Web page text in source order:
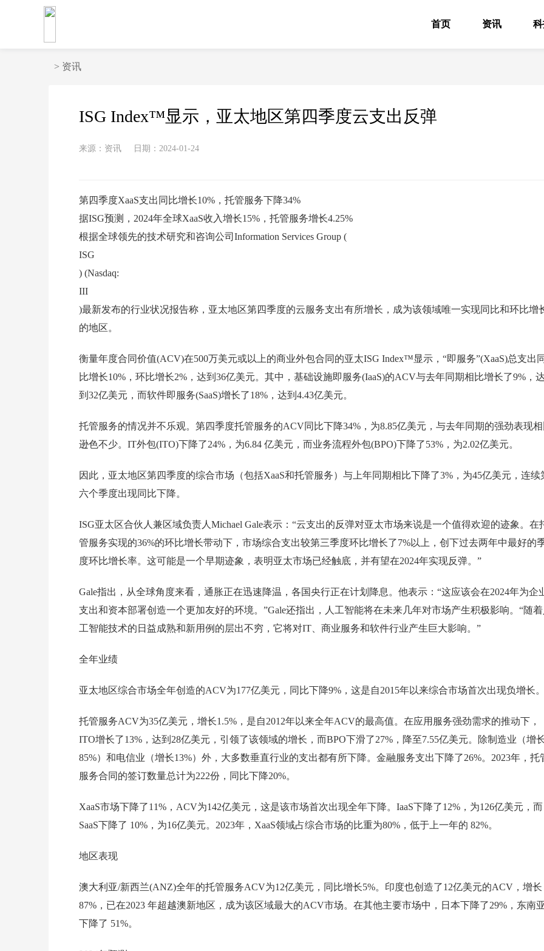
首页 资讯
> 资讯
ISG Index™显示，亚太地区第四季度云支出反弹
来源：资讯 日期：2024-01-24
第四季度XaaS支出同比增长10%，托管服务下降34%
据ISG预测，2024年全球XaaS收入增长15%，托管服务增长4.25%
根据全球领先的技术研究和咨询公司Information Services Group (
ISG
) (Nasdaq:
III
)最新发布的行业状况报告称，亚太地区第四季度的云服务支出有所增长，成为该领域唯一实现同比和环比增
的地区。
衡量年度合同价值(ACV)在500万美元或以上的商业外包合同的亚太ISG Index™显示，“即服务”(XaaS)总支出同
比增长10%，环比增长2%，达到36亿美元。其中，基础设施即服务(IaaS)的ACV与去年同期相比增长了9%，达
到32亿美元，而软件即服务(SaaS)增长了18%，达到4.43亿美元。
托管服务的情况并不乐观。第四季度托管服务的ACV同比下降34%，为8.85亿美元，与去年同期的强劲表现相
逊色不少。IT外包(ITO)下降了24%，为6.84 亿美元，而业务流程外包(BPO)下降了53%，为2.02亿美元。
因此，亚太地区第四季度的综合市场（包括XaaS和托管服务）与上年同期相比下降了3%，为45亿美元，连续
六个季度出现同比下降。
ISG亚太区合伙人兼区域负责人Michael Gale表示：“云支出的反弹对亚太市场来说是一个值得欢迎的迹象。在
管服务实现的36%的环比增长带动下，市场综合支出较第三季度环比增长了7%以上，创下过去两年中最好的
度环比增长率。这可能是一个早期迹象，表明亚太市场已经触底，并有望在2024年实现反弹。”
Gale指出，从全球角度来看，通胀正在迅速降温，各国央行正在计划降息。他表示：“这应该会在2024年为企
支出和资本部署创造一个更加友好的环境。”Gale还指出，人工智能将在未来几年对市场产生积极影响。“随着
工智能技术的日益成熟和新用例的层出不穷，它将对IT、商业服务和软件行业产生巨大影响。”
全年业绩
亚太地区综合市场全年创造的ACV为177亿美元，同比下降9%，这是自2015年以来综合市场首次出现负增长。
托管服务ACV为35亿美元，增长1.5%，是自2012年以来全年ACV的最高值。在应用服务强劲需求的推动下，
ITO增长了13%，达到28亿美元，引领了该领域的增长，而BPO下滑了27%，降至7.55亿美元。除制造业（增
85%）和电信业（增长13%）外，大多数垂直行业的支出都有所下降。金融服务支出下降了26%。2023年，托
服务合同的签订数量总计为222份，同比下降20%。
XaaS市场下降了11%，ACV为142亿美元，这是该市场首次出现全年下降。IaaS下降了12%，为126亿美元，而
SaaS下降了 10%，为16亿美元。2023年，XaaS领域占综合市场的比重为80%，低于上一年的 82%。
地区表现
澳大利亚/新西兰(ANZ)全年的托管服务ACV为12亿美元，同比增长5%。印度也创造了12亿美元的ACV，增长
87%，已在2023 年超越澳新地区，成为该区域最大的ACV市场。在其他主要市场中，日本下降了29%，东南亚
下降了 51%。